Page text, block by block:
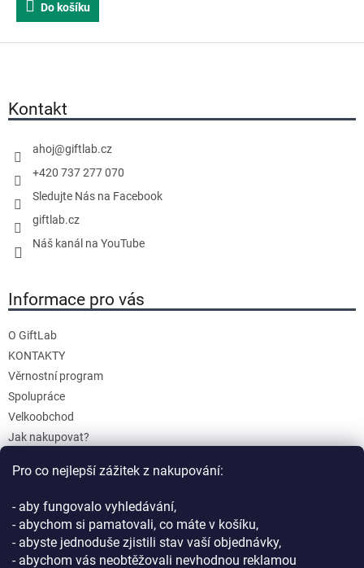
Pro co nejlepší zážitek z nakupování:
- aby fungovalo vyhledávání,
- abychom si pamatovali, co máte v košíku,
- abyste jednoduše zjistili stav vaší objednávky,
- abychom vás neobtěžovali nevhodnou reklamou
Do košíku
Kontakt
ahoj@giftlab.cz
+420 737 277 070
Sledujte Nás na Facebook
giftlab.cz
Náš kanál na YouTube
Informace pro vás
O GiftLab
KONTAKTY
Věrnostní program
Spolupráce
Velkoobchod
Jak nakupovat?
Reklamace a Vrácení
Obchodní podmínky
Podmínky ochrany osobních údajů